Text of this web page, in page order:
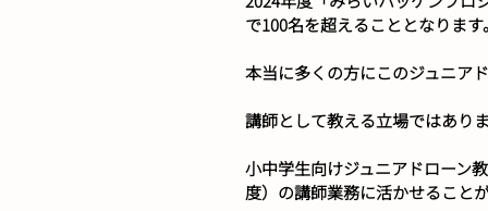
で100名を超えることとなります
本当に多くの方にこのジュニア
講師として教える立場ではあり
小中学生向けジュニアドローン
度）の講師業務に活かせること